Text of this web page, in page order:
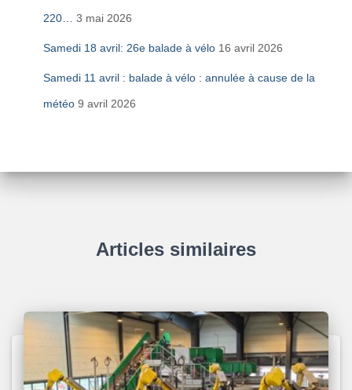
220… 3 mai 2026
Samedi 18 avril: 26e balade à vélo 16 avril 2026
Samedi 11 avril : balade à vélo : annulée à cause de la
météo 9 avril 2026
Articles similaires